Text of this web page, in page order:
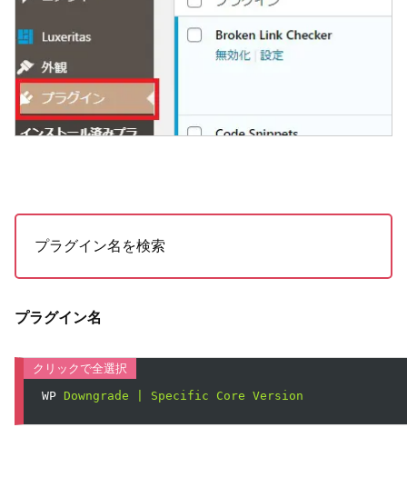
プラグイン名を検索
プラグイン名
WP Downgrade | Specific Core Version